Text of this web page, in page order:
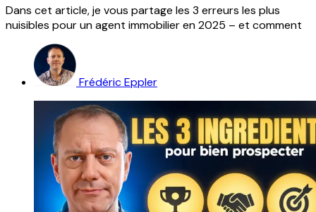
Dans cet article, je vous partage les 3 erreurs les plus
nuisibles pour un agent immobilier en 2025 – et comment
Frédéric Eppler